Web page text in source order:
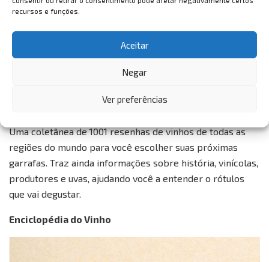
recursos e funções.
Aceitar
Negar
Ver preferências
Uma coletânea de 1001 resenhas de vinhos de todas as
regiões do mundo para você escolher suas próximas
garrafas. Traz ainda informações sobre história, vinícolas,
produtores e uvas, ajudando você a entender o rótulos
que vai degustar.
Enciclopédia do Vinho